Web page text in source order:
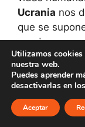
Ucrania nos
que se
pueden ser
expertos
paseo militar
todo estaría
una victoria
más de tres
Utilizamos
nuestra web.
Puedes aprender
desactivarlas en los
Aceptar